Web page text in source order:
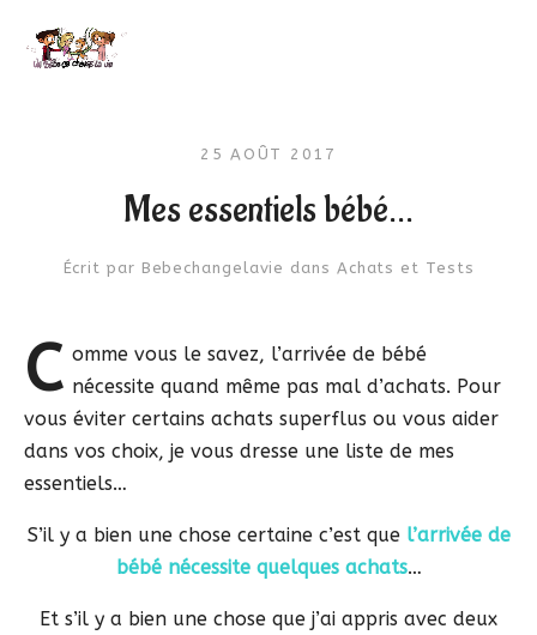
25 AOÛT 2017
Mes essentiels bébé…
Écrit par Bebechangelavie dans Achats et Tests
C omme vous le savez, l’arrivée de bébé
nécessite quand même pas mal d’achats. Pour
vous éviter certains achats superflus ou vous aider
dans vos choix, je vous dresse une liste de mes
essentiels…
S’il y a bien une chose certaine c’est que l’arrivée de
bébé nécessite quelques achats…
Et s’il y a bien une chose que j’ai appris avec deux